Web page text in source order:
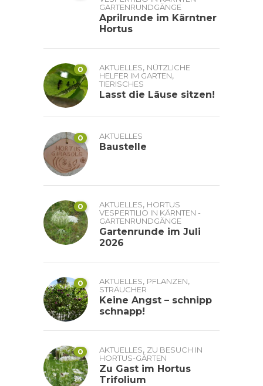
GARTENRUNDGÄNGE
Aprilrunde im Kärntner
Hortus
0 AKTUELLES, NÜTZLICHE
HELFER IM GARTEN,
TIERISCHES
Lasst die Läuse sitzen!
0 AKTUELLES
Baustelle
0 AKTUELLES, HORTUS
VESPERTILIO IN KÄRNTEN -
GARTENRUNDGÄNGE
Gartenrunde im Juli
2026
0 AKTUELLES, PFLANZEN,
STRÄUCHER
Keine Angst – schnipp
schnapp!
0 AKTUELLES, ZU BESUCH IN
HORTUS-GÄRTEN
Zu Gast im Hortus
Trifolium